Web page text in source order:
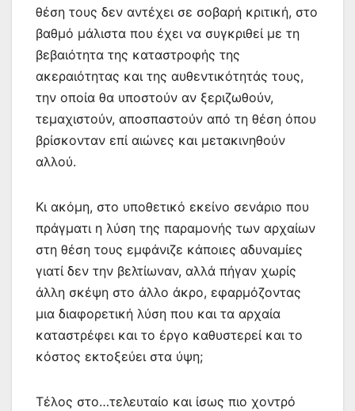
θέση τους δεν αντέχει σε σοβαρή κριτική, στο
βαθμό μάλιστα που έχει να συγκριθεί με τη
βεβαιότητα της καταστροφής της
ακεραιότητας και της αυθεντικότητάς τους,
την οποία θα υποστούν αν ξεριζωθούν,
τεμαχιστούν, αποσπαστούν από τη θέση όπου
βρίσκονταν επί αιώνες και μετακινηθούν
αλλού.
Κι ακόμη, στο υποθετικό εκείνο σενάριο που
πράγματι η λύση της παραμονής των αρχαίων
στη θέση τους εμφάνιζε κάποιες αδυναμίες
γιατί δεν την βελτίωναν, αλλά πήγαν χωρίς
άλλη σκέψη στο άλλο άκρο, εφαρμόζοντας
μια διαφορετική λύση που και τα αρχαία
καταστρέφει και το έργο καθυστερεί και το
κόστος εκτοξεύει στα ύψη;
Τέλος στο…τελευταίο και ίσως πιο χοντρό